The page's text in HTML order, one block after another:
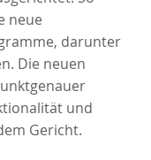
neue
darunter
Die neuen
und
Gericht.